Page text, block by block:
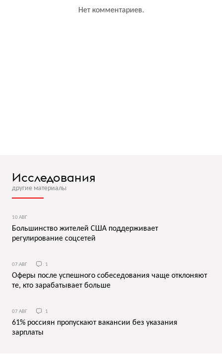
Нет комментариев.
Исследования
другие материалы
10 АВГ
Большинство жителей США поддерживает
регулирование соцсетей
07 АВГ 1
Оферы после успешного собеседования чаще отклоняют
те, кто зарабатывает больше
07 АВГ 1
61% россиян пропускают вакансии без указания
зарплаты